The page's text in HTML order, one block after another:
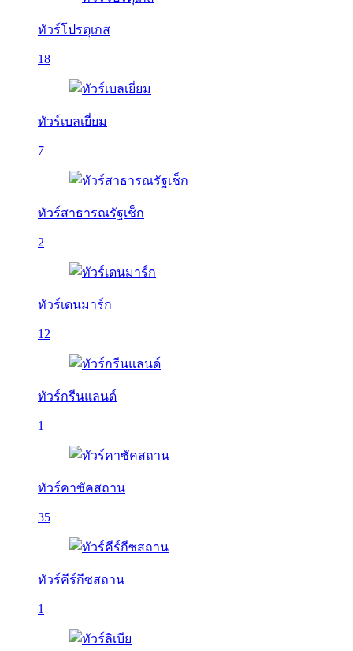
ทัวร์โปรตุเกส
18
ทัวร์เบลเยี่ยม
7
ทัวร์สาธารณรัฐเช็ก
2
ทัวร์เดนมาร์ก
12
ทัวร์กรีนแลนด์
1
ทัวร์คาซัคสถาน
35
ทัวร์คีร์กีซสถาน
1